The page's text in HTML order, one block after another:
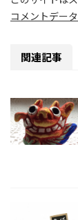
コメントデー
関連記事